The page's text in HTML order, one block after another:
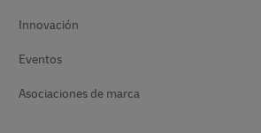
Innovación
Eventos
Asociaciones de marca